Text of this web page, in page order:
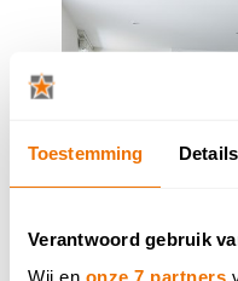
Toestemming Details
Verantwoord gebruik
Wij en onze 7 partners